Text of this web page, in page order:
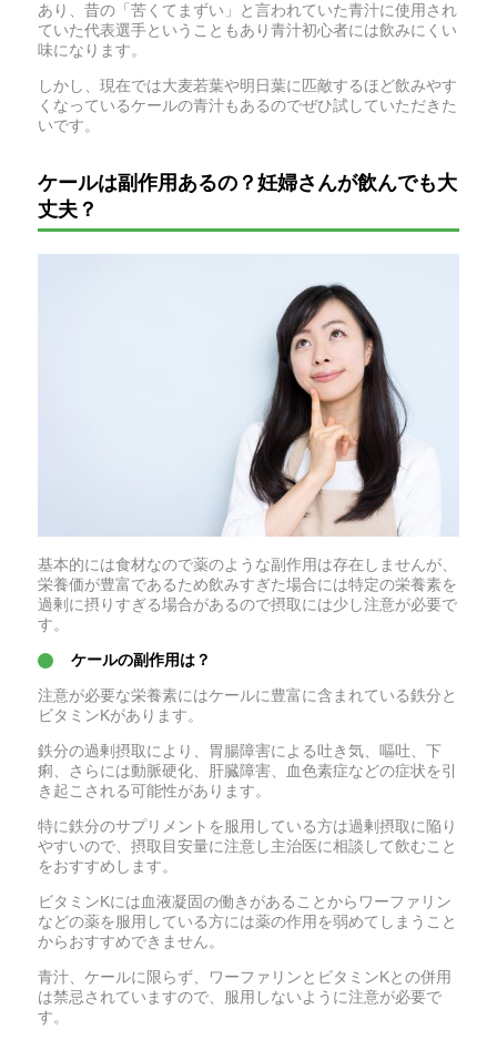
あり、昔の「苦くてまずい」と言われていた青汁に使用され
ていた代表選手ということもあり青汁初心者には飲みにくい
味になります。
しかし、現在では大麦若葉や明日葉に匹敵するほど飲みやす
くなっているケールの青汁もあるのでぜひ試していただきた
いです。
ケールは副作用あるの？妊婦さんが飲んでも大
丈夫？
基本的には食材なので薬のような副作用は存在しませんが、
栄養価が豊富であるため飲みすぎた場合には特定の栄養素を
過剰に摂りすぎる場合があるので摂取には少し注意が必要で
す。
ケールの副作用は？
注意が必要な栄養素にはケールに豊富に含まれている鉄分と
ビタミンKがあります。
鉄分の過剰摂取により、胃腸障害による吐き気、嘔吐、下
痢、さらには動脈硬化、肝臓障害、血色素症などの症状を引
き起こされる可能性があります。
特に鉄分のサプリメントを服用している方は過剰摂取に陥り
やすいので、摂取目安量に注意し主治医に相談して飲むこと
をおすすめします。
ビタミンKには血液凝固の働きがあることからワーファリン
などの薬を服用している方には薬の作用を弱めてしまうこと
からおすすめできません。
青汁、ケールに限らず、ワーファリンとビタミンKとの併用
は禁忌されていますので、服用しないように注意が必要で
す。